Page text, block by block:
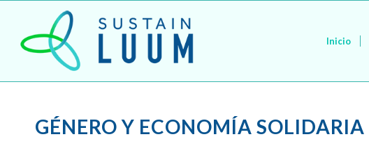
Inicio
GÉNERO Y ECONOMÍA SOLIDARIA